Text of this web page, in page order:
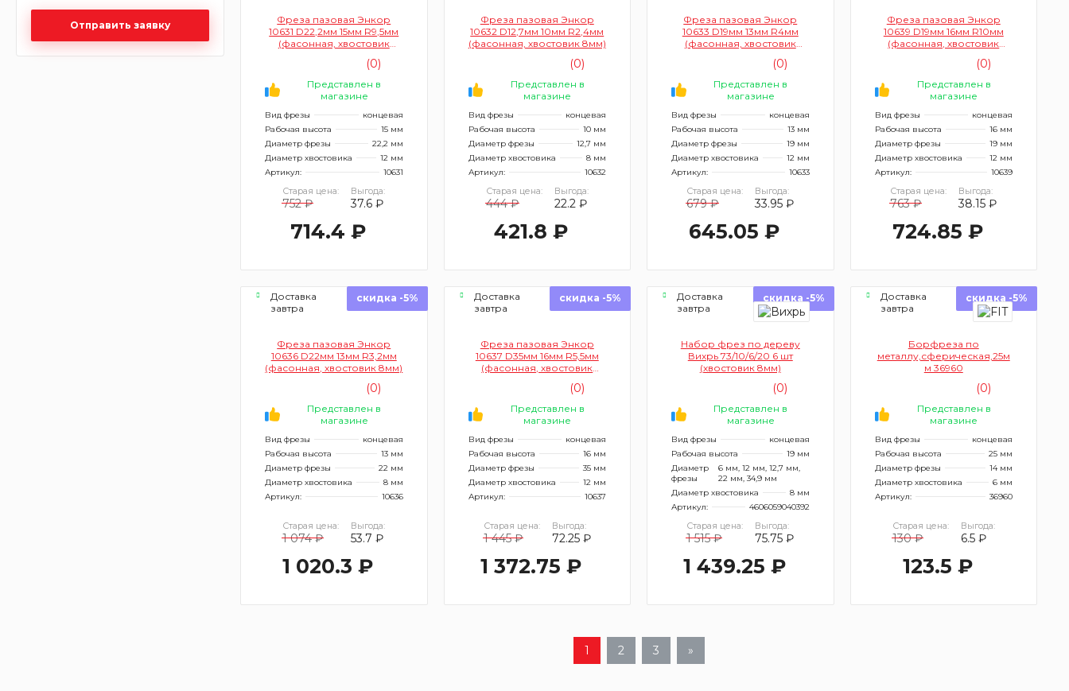
Отправить заявку
Фреза пазовая Энкор
10631 D22,2мм 15мм R9,5мм
(фасонная, хвостовик
(0)
Представлен в
магазине
Вид фрезы
концевая
Рабочая высота
15 мм
Диаметр фрезы
22,2 мм
Диаметр хвостовика
12 мм
Артикул:
10631
Старая цена:
752 ₽
Выгода:
37.6 ₽
714.4 ₽
Фреза пазовая Энкор
10632 D12,7мм 10мм R2,4мм
(фасонная, хвостовик 8мм)
(0)
Представлен в
магазине
Вид фрезы
концевая
Рабочая высота
10 мм
Диаметр фрезы
12,7 мм
Диаметр хвостовика
8 мм
Артикул:
10632
Старая цена:
444 ₽
Выгода:
22.2 ₽
421.8 ₽
Фреза пазовая Энкор
10633 D19мм 13мм R4мм
(фасонная, хвостовик
(0)
Представлен в
магазине
Вид фрезы
концевая
Рабочая высота
13 мм
Диаметр фрезы
19 мм
Диаметр хвостовика
12 мм
Артикул:
10633
Старая цена:
679 ₽
Выгода:
33.95 ₽
645.05 ₽
Фреза пазовая Энкор
10639 D19мм 16мм R10мм
(фасонная, хвостовик
(0)
Представлен в
магазине
Вид фрезы
концевая
Рабочая высота
16 мм
Диаметр фрезы
19 мм
Диаметр хвостовика
12 мм
Артикул:
10639
Старая цена:
763 ₽
Выгода:
38.15 ₽
724.85 ₽
Доставка
завтра
скидка -5%
Фреза пазовая Энкор
10636 D22мм 13мм R3,2мм
(фасонная, хвостовик 8мм)
(0)
Представлен в
магазине
Вид фрезы
концевая
Рабочая высота
13 мм
Диаметр фрезы
22 мм
Диаметр хвостовика
8 мм
Артикул:
10636
Старая цена:
1 074 ₽
Выгода:
53.7 ₽
1 020.3 ₽
Доставка
завтра
скидка -5%
Фреза пазовая Энкор
10637 D35мм 16мм R5,5мм
(фасонная, хвостовик
(0)
Представлен в
магазине
Вид фрезы
концевая
Рабочая высота
16 мм
Диаметр фрезы
35 мм
Диаметр хвостовика
12 мм
Артикул:
10637
Старая цена:
1 445 ₽
Выгода:
72.25 ₽
1 372.75 ₽
Доставка
завтра
скидка -5%
Набор фрез по дереву
Вихрь 73/10/6/20 6 шт
(хвостовик 8мм)
(0)
Представлен в
магазине
Вид фрезы
концевая
Рабочая высота
19 мм
Диаметр
фрезы
6 мм, 12 мм, 12,7 мм,
22 мм, 34,9 мм
Диаметр хвостовика
8 мм
Артикул:
4606059040392
Старая цена:
1 515 ₽
Выгода:
75.75 ₽
1 439.25 ₽
Доставка
завтра
скидка -5%
Борфреза по
металлу,сферическая,25м
м 36960
(0)
Представлен в
магазине
Вид фрезы
концевая
Рабочая высота
25 мм
Диаметр фрезы
14 мм
Диаметр хвостовика
6 мм
Артикул:
36960
Старая цена:
130 ₽
Выгода:
6.5 ₽
123.5 ₽
1 2 3 »